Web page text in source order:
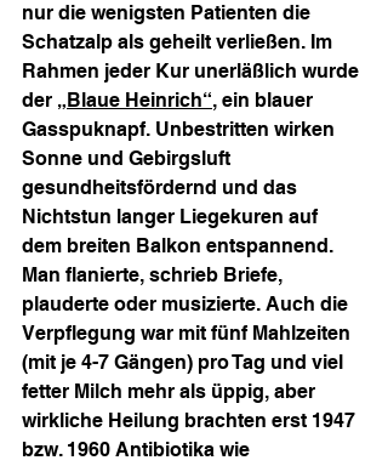
nur die wenigsten Patienten die
Schatzalp als geheilt verließen. Im
Rahmen jeder Kur unerläßlich wurde
der „ Blaue Heinrich“, ein blauer
Gasspuknapf. Unbestritten wirken
Sonne und Gebirgsluft
gesundheitsfördernd und das
Nichtstun langer Liegekuren auf
dem breiten Balkon entspannend.
Man flanierte, schrieb Briefe,
plauderte oder musizierte. Auch die
Verpflegung war mit fünf Mahlzeiten
(mit je 4-7 Gängen) pro Tag und viel
fetter Milch mehr als üppig, aber
wirkliche Heilung brachten erst 1947
bzw. 1960 Antibiotika wie